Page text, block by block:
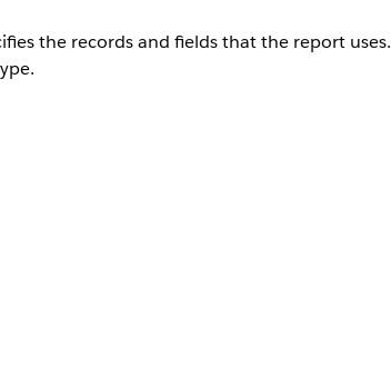
the records and fields that the report uses.